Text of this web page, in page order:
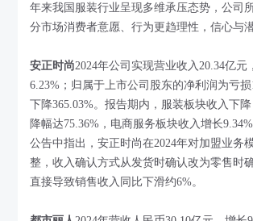
年来我国服装行业呈现多维承压态势，公司
分市场消费者意愿、行为更趋理性，信心与
安正时尚2024年公司实现营业收入20.34亿元
6.23%；归属于上市公司股东的净利润为亏
下降365.03%。报告期内，服装板块收入下
降幅达75.36%，电商服务板块收入增长9.34%
公告中指出，安正时尚在2024年对加盟业务
整，收入确认方式从发货时确认改为零售时
直接导致销售收入同比下滑约6%。